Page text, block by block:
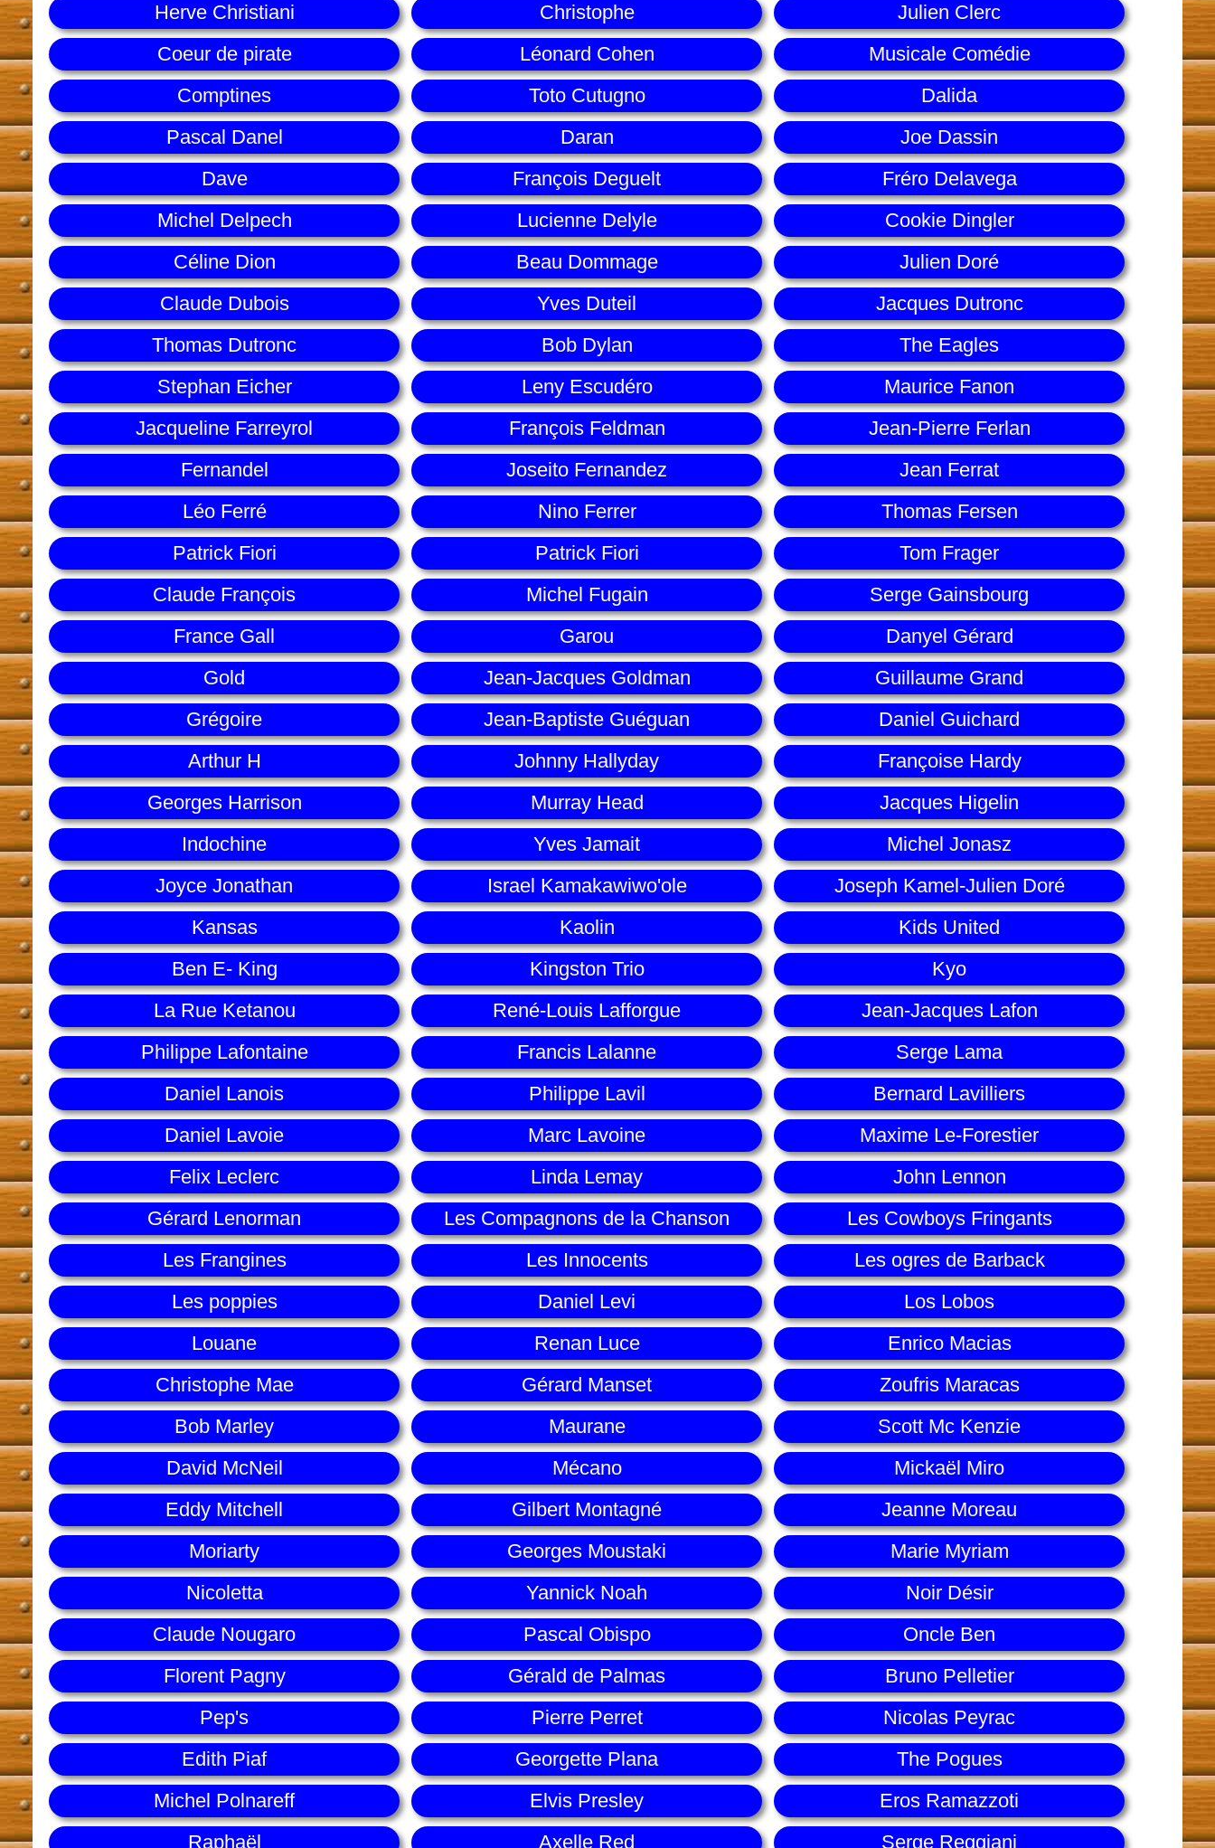
Herve Christiani
Christophe
Julien Clerc
Coeur de pirate
Léonard Cohen
Musicale Comédie
Comptines
Toto Cutugno
Dalida
Pascal Danel
Daran
Joe Dassin
Dave
François Deguelt
Fréro Delavega
Michel Delpech
Lucienne Delyle
Cookie Dingler
Céline Dion
Beau Dommage
Julien Doré
Claude Dubois
Yves Duteil
Jacques Dutronc
Thomas Dutronc
Bob Dylan
The Eagles
Stephan Eicher
Leny Escudéro
Maurice Fanon
Jacqueline Farreyrol
François Feldman
Jean-Pierre Ferlan
Fernandel
Joseito Fernandez
Jean Ferrat
Léo Ferré
Nino Ferrer
Thomas Fersen
Patrick Fiori
Patrick Fiori
Tom Frager
Claude François
Michel Fugain
Serge Gainsbourg
France Gall
Garou
Danyel Gérard
Gold
Jean-Jacques Goldman
Guillaume Grand
Grégoire
Jean-Baptiste Guéguan
Daniel Guichard
Arthur H
Johnny Hallyday
Françoise Hardy
Georges Harrison
Murray Head
Jacques Higelin
Indochine
Yves Jamait
Michel Jonasz
Joyce Jonathan
Israel Kamakawiwo'ole
Joseph Kamel-Julien Doré
Kansas
Kaolin
Kids United
Ben E- King
Kingston Trio
Kyo
La Rue Ketanou
René-Louis Lafforgue
Jean-Jacques Lafon
Philippe Lafontaine
Francis Lalanne
Serge Lama
Daniel Lanois
Philippe Lavil
Bernard Lavilliers
Daniel Lavoie
Marc Lavoine
Maxime Le-Forestier
Felix Leclerc
Linda Lemay
John Lennon
Gérard Lenorman
Les Compagnons de la Chanson
Les Cowboys Fringants
Les Frangines
Les Innocents
Les ogres de Barback
Les poppies
Daniel Levi
Los Lobos
Louane
Renan Luce
Enrico Macias
Christophe Mae
Gérard Manset
Zoufris Maracas
Bob Marley
Maurane
Scott Mc Kenzie
David McNeil
Mécano
Mickaël Miro
Eddy Mitchell
Gilbert Montagné
Jeanne Moreau
Moriarty
Georges Moustaki
Marie Myriam
Nicoletta
Yannick Noah
Noir Désir
Claude Nougaro
Pascal Obispo
Oncle Ben
Florent Pagny
Gérald de Palmas
Bruno Pelletier
Pep's
Pierre Perret
Nicolas Peyrac
Edith Piaf
Georgette Plana
The Pogues
Michel Polnareff
Elvis Presley
Eros Ramazzoti
Raphaël
Axelle Red Serge Reggiani